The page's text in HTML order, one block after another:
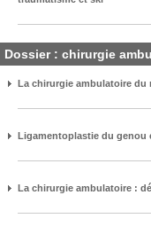
Dossier : chirurgie
La chirurgie ambulatoire du
Ligamentoplastie du genou
La chirurgie ambulatoire :